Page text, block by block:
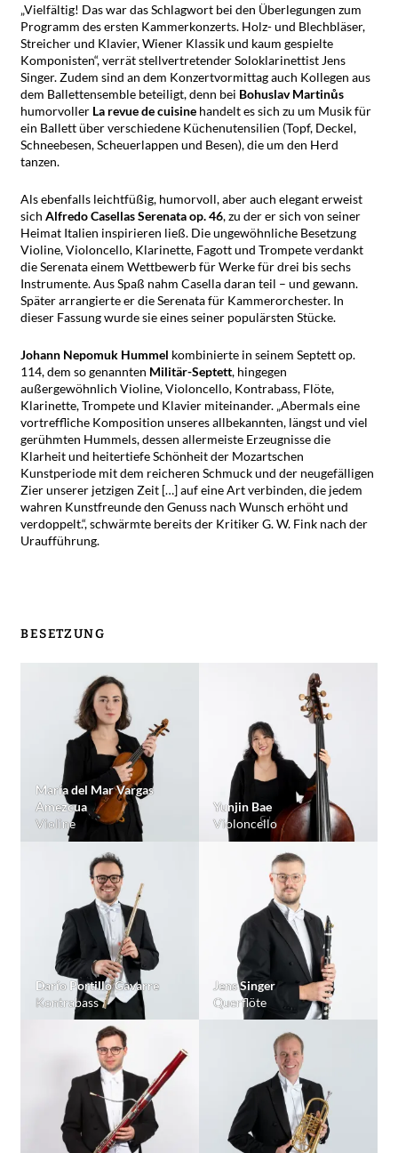
„Vielfältig! Das war das Schlagwort bei den Überlegungen zum
Programm des ersten Kammerkonzerts. Holz- und Blechbläser,
Streicher und Klavier, Wiener Klassik und kaum gespielte
Komponisten“, verrät stellvertretender Soloklarinettist Jens
Singer. Zudem sind an dem Konzertvormittag auch Kollegen aus
dem Ballettensemble beteiligt, denn bei Bohuslav Martinůs
humorvoller La revue de cuisine handelt es sich zu um Musik für
ein Ballett über verschiedene Küchenutensilien (Topf, Deckel,
Schneebesen, Scheuerlappen und Besen), die um den Herd
tanzen.
Als ebenfalls leichtfüßig, humorvoll, aber auch elegant erweist
sichAlfredo Casellas Serenata op. 46, zu der er sich von seiner
Heimat Italien inspirieren ließ. Die ungewöhnliche Besetzung
Violine, Violoncello, Klarinette, Fagott und Trompete verdankt
die Serenata einem Wettbewerb für Werke für drei bis sechs
Instrumente. Aus Spaß nahm Casella daran teil – und gewann.
Später arrangierte er die Serenata für Kammerorchester. In
dieser Fassung wurde sie eines seiner populärsten Stücke.
Johann Nepomuk Hummel kombinierte in seinem Septett op.
114, dem so genannten Militär-Septett, hingegen
außergewöhnlich Violine, Violoncello, Kontrabass, Flöte,
Klarinette, Trompete und Klavier miteinander. „Abermals eine
vortreffliche Komposition unseres allbekannten, längst und viel
gerühmten Hummels, dessen allermeiste Erzeugnisse die
Klarheit und heitertiefe Schönheit der Mozartschen
Kunstperiode mit dem reicheren Schmuck und der neugefälligen
Zier unserer jetzigen Zeit […] auf eine Art verbinden, die jedem
wahren Kunstfreunde den Genuss nach Wunsch erhöht und
verdoppelt.“, schwärmte bereits der Kritiker G. W. Fink nach der
Uraufführung.
BESETZUNG
María del Mar Vargas
Amezcua
Violine
Yunjin Bae
Violoncello
Darío Portillo Gavarre
Kontrabass
Jens Singer
Querflöte